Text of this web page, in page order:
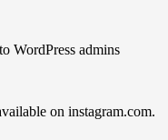
WordPress admins
on instagram.com.